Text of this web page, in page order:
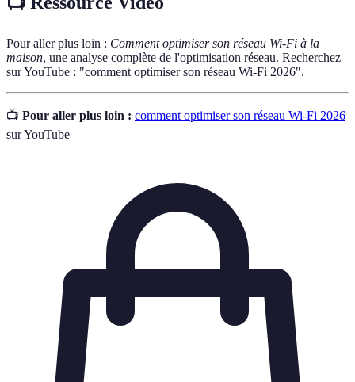
Pour aller plus loin : Comment optimiser son réseau Wi-Fi à la
maison, une analyse complète de l'optimisation réseau. Recherchez
sur YouTube : "comment optimiser son réseau Wi-Fi 2026".
📺 Pour aller plus loin : comment optimiser son réseau Wi-Fi 2026
sur YouTube